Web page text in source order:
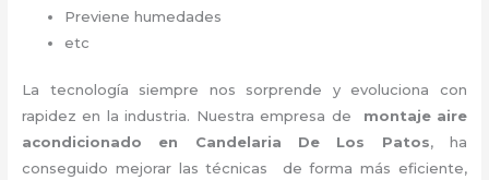
Previene humedades
etc
La tecnología siempre nos sorprende y evoluciona con
rapidez en la industria. Nuestra empresa de montaje aire
acondicionado
en Candelaria De Los Patos, ha
conseguido mejorar las técnicas de forma más eficiente,